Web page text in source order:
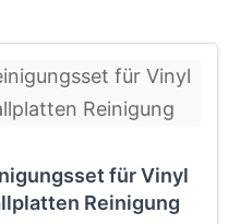
für Vinyl
Reinigung